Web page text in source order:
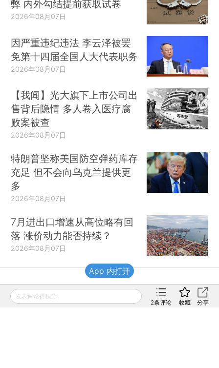
弊 内外勾结提前获取试卷
2026年08月07日
因严重违纪违法 李云泽被罢
免第十四届全国人大代表职务
2026年08月07日
【我闻】光大旗下上市公司出
售背后隐情 多人卷入医疗腐
败案被查
2026年08月07日
特朗普坚称美国防空弹药库存
充足 但不会向乌克兰提供更
多
2026年08月07日
7月进出口增速从高位略有回
落 涨价动力能否持续？
2026年08月07日
财新移动
发表评论得积分
2条评论 收藏 分享
App 内打开